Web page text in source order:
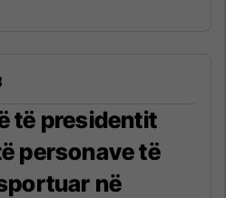
të presidentit
personave të
në